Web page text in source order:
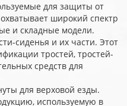
для защиты от
широкий спектр
и складные модели.
сиденья и их части. Этот
тростей, тростей-
средств для
для верховой езды.
используемую в